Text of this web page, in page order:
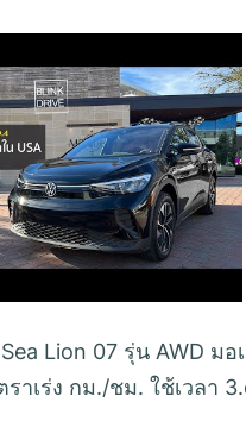
Lion 07 รุ่น AWD
เร่ง กม./ชม. ใช้เวลา